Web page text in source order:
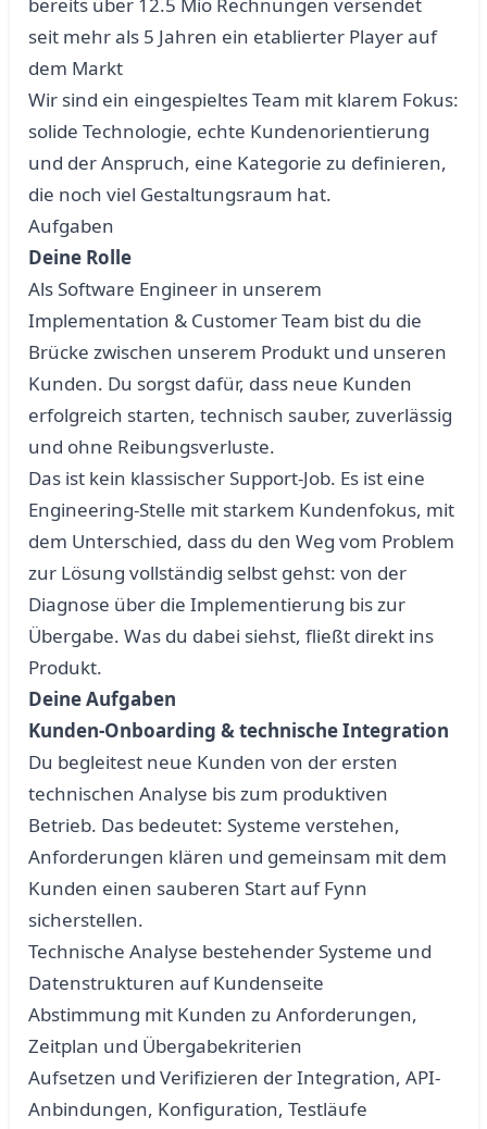
bereits über 12.5 Mio Rechnungen versendet
seit mehr als 5 Jahren ein etablierter Player auf
dem Markt
Wir sind ein eingespieltes Team mit klarem Fokus:
solide Technologie, echte Kundenorientierung
und der Anspruch, eine Kategorie zu definieren,
die noch viel Gestaltungsraum hat.
Aufgaben
Deine Rolle
Als Software Engineer in unserem
Implementation & Customer Team bist du die
Brücke zwischen unserem Produkt und unseren
Kunden. Du sorgst dafür, dass neue Kunden
erfolgreich starten, technisch sauber, zuverlässig
und ohne Reibungsverluste.
Das ist kein klassischer Support-Job. Es ist eine
Engineering-Stelle mit starkem Kundenfokus, mit
dem Unterschied, dass du den Weg vom Problem
zur Lösung vollständig selbst gehst: von der
Diagnose über die Implementierung bis zur
Übergabe. Was du dabei siehst, fließt direkt ins
Produkt.
Deine Aufgaben
Kunden-Onboarding & technische Integration
Du begleitest neue Kunden von der ersten
technischen Analyse bis zum produktiven
Betrieb. Das bedeutet: Systeme verstehen,
Anforderungen klären und gemeinsam mit dem
Kunden einen sauberen Start auf Fynn
sicherstellen.
Technische Analyse bestehender Systeme und
Datenstrukturen auf Kundenseite
Abstimmung mit Kunden zu Anforderungen,
Zeitplan und Übergabekriterien
Aufsetzen und Verifizieren der Integration, API-
Anbindungen, Konfiguration, Testläufe